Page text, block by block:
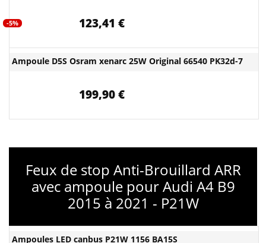
-5% 123,41 €
Ampoule D5S Osram xenarc 25W Original 66540 PK32d-7
199,90 €
Feux de stop Anti-Brouillard ARR
avec ampoule pour Audi A4 B9
2015 à 2021 - P21W
Ampoules LED canbus P21W 1156 BA15S